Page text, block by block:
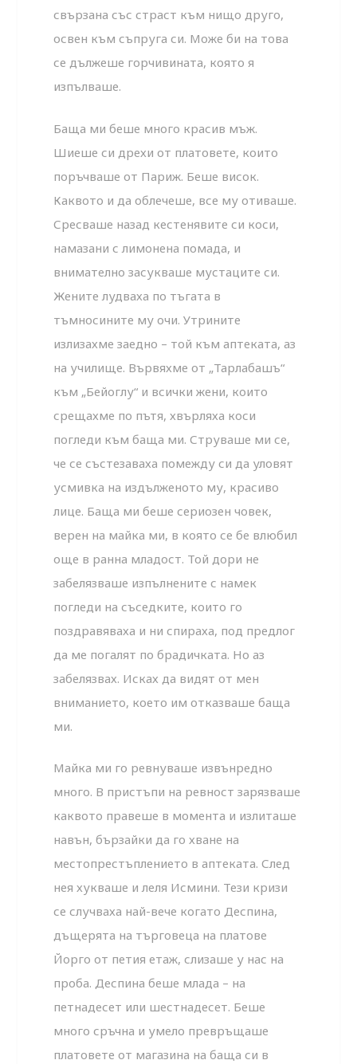
свързана със страст към нищо друго,
освен към съпруга си. Може би на това
се дължеше горчивината, която я
изпълваше.
Баща ми беше много красив мъж.
Шиеше си дрехи от платовете, които
поръчваше от Париж. Беше висок.
Каквото и да облечеше, все му отиваше.
Сресваше назад кестенявите си коси,
намазани с лимонена помада, и
внимателно засукваше мустаците си.
Жените лудваха по тъгата в
тъмносините му очи. Утрините
излизахме заедно – той към аптеката, аз
на училище. Вървяхме от „Тарлабашъ“
към „Бейоглу“ и всички жени, които
срещахме по пътя, хвърляха коси
погледи към баща ми. Струваше ми се,
че се състезаваха помежду си да уловят
усмивка на издълженото му, красиво
лице. Баща ми беше сериозен човек,
верен на майка ми, в която се бе влюбил
още в ранна младост. Той дори не
забелязваше изпълнените с намек
погледи на съседките, които го
поздравяваха и ни спираха, под предлог
да ме погалят по брадичката. Но аз
забелязвах. Исках да видят от мен
вниманието, което им отказваше баща
ми.
Майка ми го ревнуваше извънредно
много. В пристъпи на ревност зарязваше
каквото правеше в момента и излиташе
навън, бързайки да го хване на
местопрестъплението в аптеката. След
нея хукваше и леля Исмини. Тези кризи
се случваха най-вече когато Деспина,
дъщерята на търговеца на платове
Йорго от петия етаж, слизаше у нас на
проба. Деспина беше млада – на
петнадесет или шестнадесет. Беше
много сръчна и умело превръщаше
платовете от магазина на баща си в